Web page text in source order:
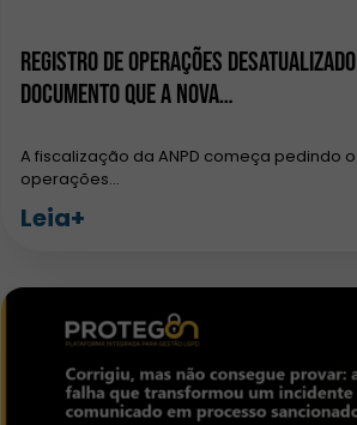
Registro de operações
documento que a nova…
A fiscalização da ANPD começa pedindo
operações…
Leia+